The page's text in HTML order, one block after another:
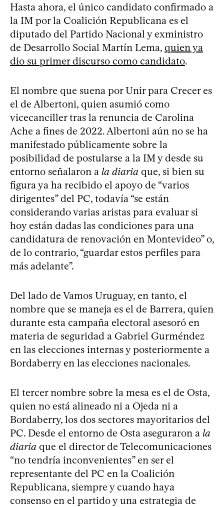
Hasta ahora, el único candidato confirmado a
la IM por la Coalición Republicana es el
diputado del Partido Nacional y exministro
de Desarrollo Social Martín Lema, quien ya
dio su primer discurso como candidato.
El nombre que suena por Unir para Crecer es
el de Albertoni, quien asumió como
vicecanciller tras la renuncia de Carolina
Ache a fines de 2022. Albertoni aún no se ha
manifestado públicamente sobre la
posibilidad de postularse a la IM y desde su
entorno señalaron a la diaria que, si bien su
figura ya ha recibido el apoyo de “varios
dirigentes” del PC, todavía “se están
considerando varias aristas para evaluar si
hoy están dadas las condiciones para una
candidatura de renovación en Montevideo” o,
de lo contrario, “guardar estos perfiles para
más adelante”.
Del lado de Vamos Uruguay, en tanto, el
nombre que se maneja es el de Barrera, quien
durante esta campaña electoral asesoró en
materia de seguridad a Gabriel Gurméndez
en las elecciones internas y posteriormente a
Bordaberry en las elecciones nacionales.
El tercer nombre sobre la mesa es el de Osta,
quien no está alineado ni a Ojeda ni a
Bordaberry, los dos sectores mayoritarios del
PC. Desde el entorno de Osta aseguraron a la
diaria que el director de Telecomunicaciones
“no tendría inconvenientes” en ser el
representante del PC en la Coalición
Republicana, siempre y cuando haya
consenso en el partido y una estrategia de